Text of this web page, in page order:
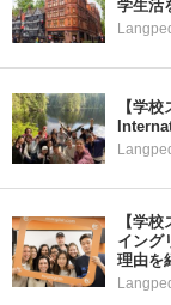
学生活
【学
【学
イング
理由を